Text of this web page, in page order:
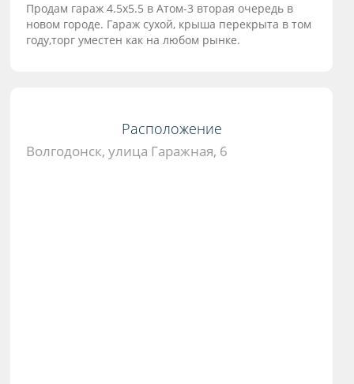
Продам гараж 4.5х5.5 в Атом-3 вторая очередь в
новом городе. Гараж сухой, крыша перекрыта в том
году,торг уместен как на любом рынке.
Расположение
Волгодонск, улица Гаражная, 6